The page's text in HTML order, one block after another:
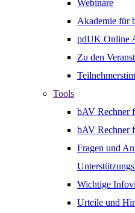
Webinare
Akademie für
pdUK Online
Zu den
Tools
bAV Rechner
bAV Rechner
Fragen und
Wichtige
Urteile und